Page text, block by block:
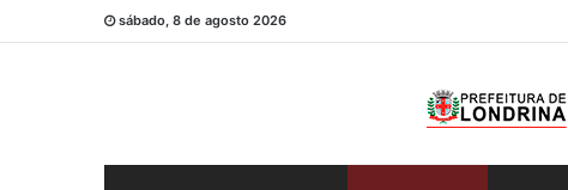
sábado, 8 de agosto 2026